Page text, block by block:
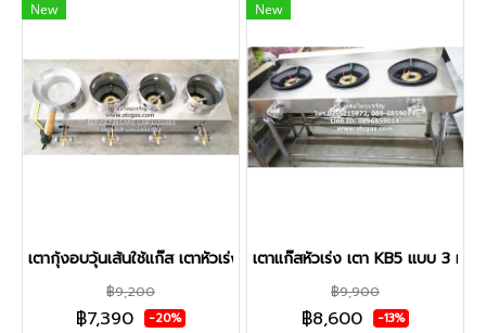
New
เตากุ้งอบวุ้นเส้นใช้แก๊ส เตาหัวเร่ง 4 หัวเตา
฿9,200
฿7,390 -20%
New
เตาแก๊สหัวเร่ง เตา KB5 แบบ 3 หัว
฿9,900
฿8,600 -13%